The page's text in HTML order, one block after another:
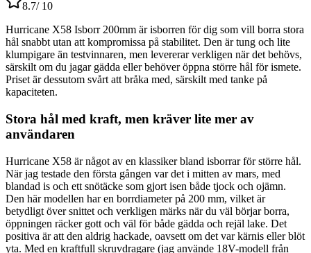
8.7/ 10
Hurricane X58 Isborr 200mm är isborren för dig som vill borra stora
hål snabbt utan att kompromissa på stabilitet. Den är tung och lite
klumpigare än testvinnaren, men levererar verkligen när det behövs,
särskilt om du jagar gädda eller behöver öppna större hål för ismete.
Priset är dessutom svårt att bråka med, särskilt med tanke på
kapaciteten.
Stora hål med kraft, men kräver lite mer av
användaren
Hurricane X58 är något av en klassiker bland isborrar för större hål.
När jag testade den första gången var det i mitten av mars, med
blandad is och ett snötäcke som gjort isen både tjock och ojämn.
Den här modellen har en borrdiameter på 200 mm, vilket är
betydligt över snittet och verkligen märks när du väl börjar borra,
öppningen räcker gott och väl för både gädda och rejäl lake. Det
positiva är att den aldrig hackade, oavsett om det var kärnis eller blöt
yta. Med en kraftfull skruvdragare (jag använde 18V-modell från